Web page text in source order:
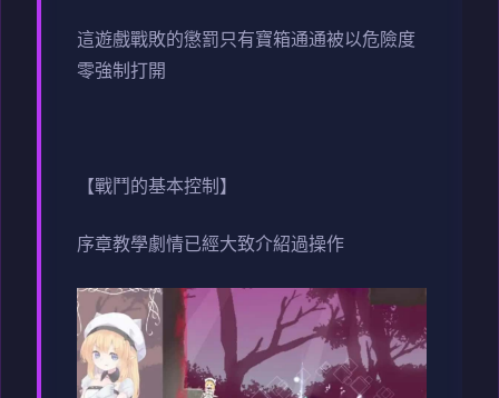
這遊戲戰敗的懲罰只有寶箱通通被以危險度
零強制打開
【戰鬥的基本控制】
序章教學劇情已經大致介紹過操作